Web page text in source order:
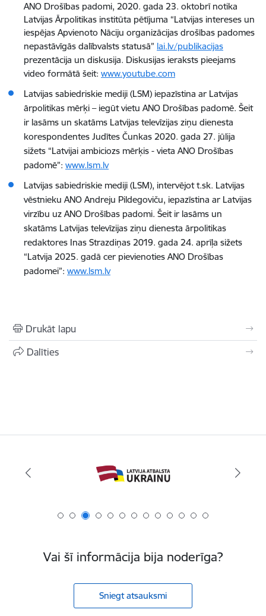
ANO Drošības padomi, 2020. gada 23. oktobrī notika
Latvijas Ārpolitikas institūta pētījuma “Latvijas intereses un
iespējas Apvienoto Nāciju organizācijas drošības padomes
nepastāvīgās dalībvalsts statusā” lai.lv/publikacijas
prezentācija un diskusija. Diskusijas ieraksts pieejams
video formātā šeit: www.youtube.com
Latvijas sabiedriskie mediji (LSM) iepazīstina ar Latvijas
ārpolitikas mērķi – iegūt vietu ANO Drošības padomē. Šeit
ir lasāms un skatāms Latvijas televīzijas ziņu dienesta
korespondentes Judītes Čunkas 2020. gada 27. jūlija
sižets “Latvijai ambiciozs mērķis - vieta ANO Drošības
padomē”: www.lsm.lv
Latvijas sabiedriskie mediji (LSM), intervējot t.sk. Latvijas
vēstnieku ANO Andreju Pildegoviču, iepazīstina ar Latvijas
virzību uz ANO Drošības padomi. Šeit ir lasāms un
skatāms Latvijas televīzijas ziņu dienesta ārpolitikas
redaktores Inas Strazdiņas 2019. gada 24. aprīļa sižets
“Latvija 2025. gadā cer pievienoties ANO Drošības
padomei”: www.lsm.lv
Drukāt lapu
Dalīties
Vai šī informācija bija noderīga?
Sniegt atsauksmi